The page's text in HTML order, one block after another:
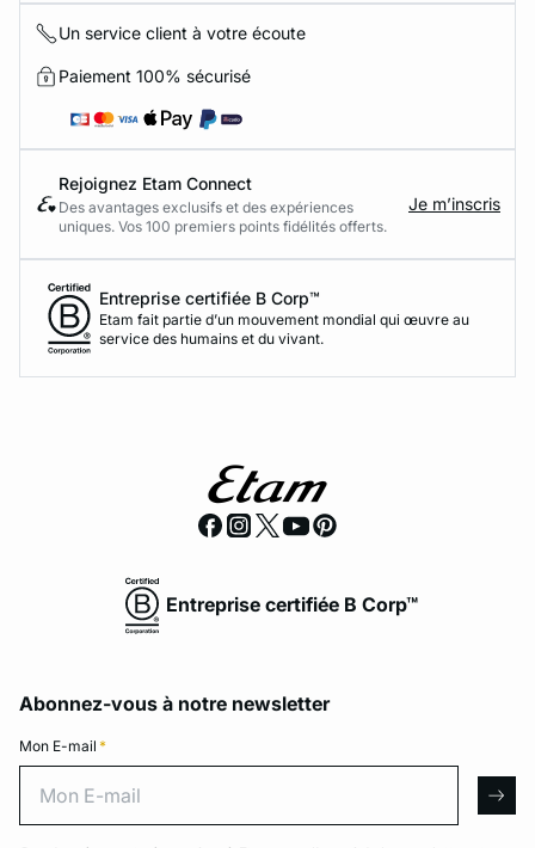
Un service client à votre écoute
Paiement 100% sécurisé
Rejoignez Etam Connect
Des avantages exclusifs et des expériences
uniques. Vos 100 premiers points fidélités offerts.
Je m’inscris
Entreprise certifiée B Corp™
Etam fait partie d’un mouvement mondial qui œuvre au
service des humains et du vivant.
Entreprise certifiée B Corp™
Abonnez-vous à notre newsletter
Mon E-mail *